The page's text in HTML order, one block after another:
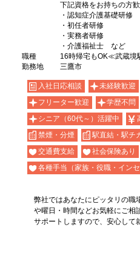
下記資格をお持ちの方
・認知症介護基礎研修
・初任者研修
・実務者研修
・介護福祉士 など
職種
16時帰宅もOK≪武蔵境
勤務地
三鷹市
入社日応相談 未経験歓迎
フリーター歓迎
学歴不問
シニア（60代～）活躍中
禁煙・分煙
駅直結・駅チ
交通費支給
社会保険あり
各種手当（家族・役職・イン
弊社ではあなたにピッタリの職
や曜日・時間などお気軽にご相
サポートしますので、安心して